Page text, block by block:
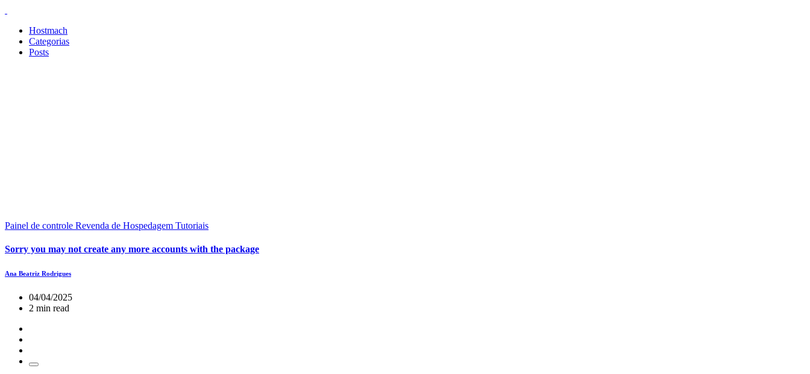
Hostmach
Categorias
Posts
Painel de controle Revenda de Hospedagem Tutoriais
Sorry you may not create any more accounts with the package
Ana Beatriz Rodrigues
04/04/2025
2 min read